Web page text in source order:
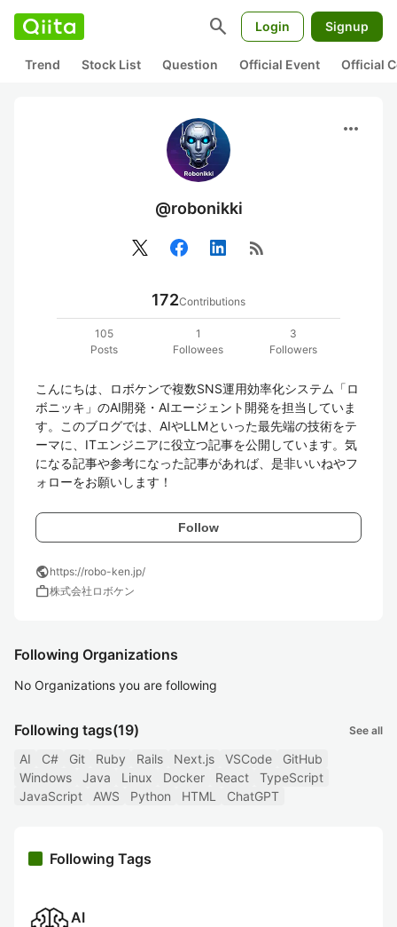
search Login Signup
Trend Stock List Question Official Event Official
more_horiz
@robonikki
rss_feed
172Contributions
105
Posts
1
Followees
3
Followers
こんにちは、ロボケンで複数SNS運用効率化システム「ロ
ボニッキ」のAI開発・AIエージェント開発を担当していま
す。このブログでは、AIやLLMといった最先端の技術をテ
ーマに、ITエンジニアに役立つ記事を公開しています。気
になる記事や参考になった記事があれば、是非いいねやフ
ォローをお願いします！
Follow
publichttps://robo-ken.jp/
work株式会社ロボケン
Following Organizations
No Organizations you are following
Following tags(19) See all
AI C# Git Ruby Rails Next.js VSCode
GitHub
Windows
Java Linux Docker React
TypeScript
JavaScript
AWS Python HTML ChatGPT
Following Tags
AI